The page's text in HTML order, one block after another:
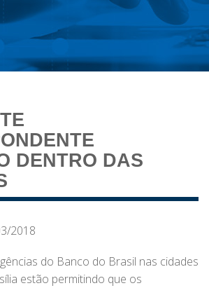
DENTRO DAS
2018
do Banco do Brasil nas cidades
estão permitindo que os